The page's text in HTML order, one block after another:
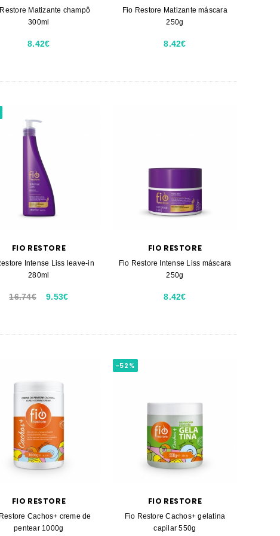
Matizante champô
300ml
8.42€
Fio Restore Matizante máscara
250g
8.42€
FIO RESTORE
Intense Liss leave-in
280ml
16.74€ 9.53€
FIO RESTORE
Fio Restore Intense Liss máscara
250g
8.42€
FIO RESTORE
Cachos+ creme de
pentear 1000g
-52%
FIO RESTORE
Fio Restore Cachos+ gelatina
capilar 550g